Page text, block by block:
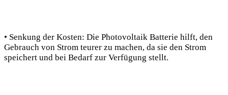
• Senkung der Kosten: Die Photovoltaik Batterie hilft, den
Gebrauch von Strom teurer zu machen, da sie den Strom
speichert und bei Bedarf zur Verfügung stellt.